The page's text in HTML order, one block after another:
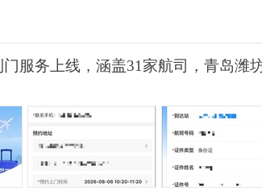
服务上线，涵盖31家航司，青岛潍